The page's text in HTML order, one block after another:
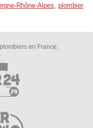
Rhône-Alpes, plombier
en France.